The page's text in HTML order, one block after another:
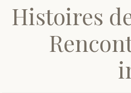
Histoires